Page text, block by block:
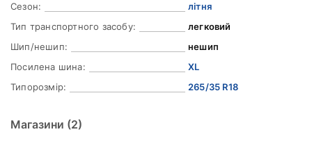
Сезон:
літня
Тип транспортного засобу:
легковий
Шип/нешип:
нешип
Посилена шина:
XL
Типорозмір:
265/35 R18
Магазини (2)